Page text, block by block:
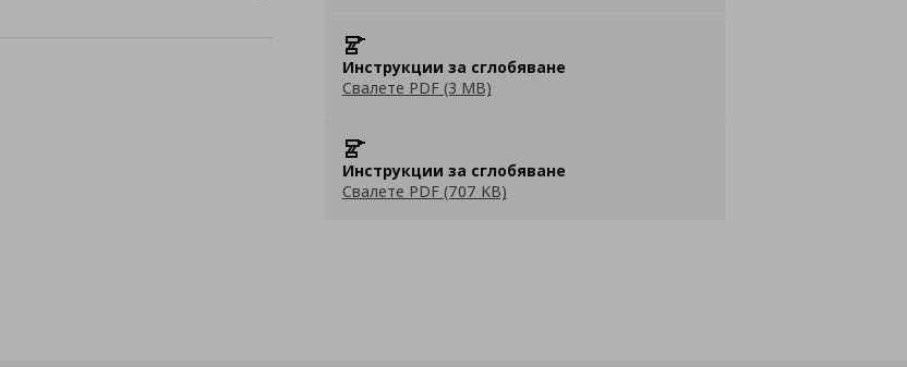
Инструкции за сглобяване
Свалете PDF (3 MB)
Инструкции за сглобяване
Свалете PDF (707 KB)